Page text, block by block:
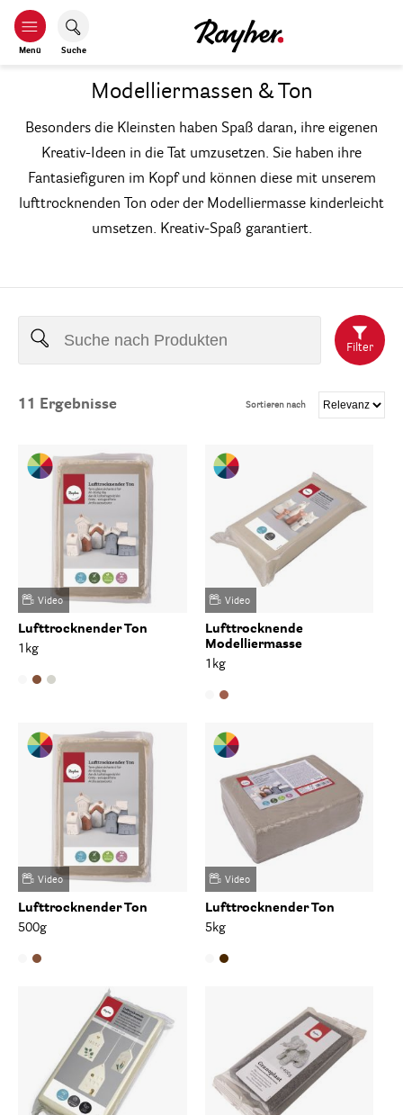
Menü Suche
Kinderideen in Form bringen.
Mit Rayher Modelliermassen & Ton.
Modelliermassen & Ton
Besonders die Kleinsten haben Spaß daran, ihre eigenen
Kreativ-Ideen in die Tat umzusetzen. Sie haben ihre
Fantasiefiguren im Kopf und können diese mit unserem
lufttrocknenden Ton oder der Modelliermasse kinderleicht
umsetzen. Kreativ-Spaß garantiert.
Filter
11 Ergebnisse Sortieren nach
Video
Lufttrocknender Ton
1kg
Video
Lufttrocknende
Modelliermasse
1kg
Video
Lufttrocknender Ton
500g
Video
Lufttrocknender Ton
5kg